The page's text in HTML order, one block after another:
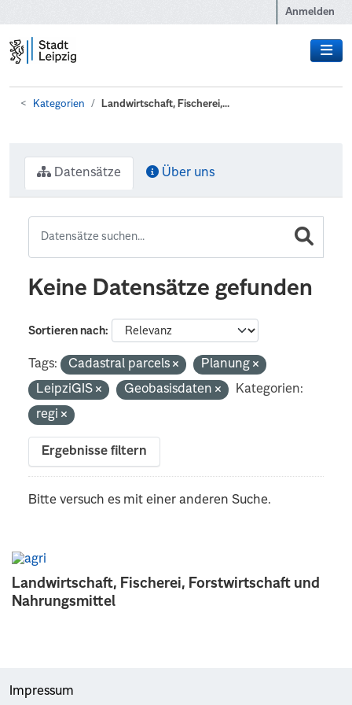
Anmelden
Kategorien Landwirtschaft, Fischerei,...
Landwirtschaft, Fischerei, Forstwirtschaft und
Nahrungsmittel
Datensätze Über uns
Keine Datensätze gefunden
Sortieren nach
Tags: Cadastral parcels
Planung
LeipziGIS
Geobasisdaten
Kategorien:
regi
Ergebnisse filtern
Bitte versuch es mit einer anderen Suche.
Impressum